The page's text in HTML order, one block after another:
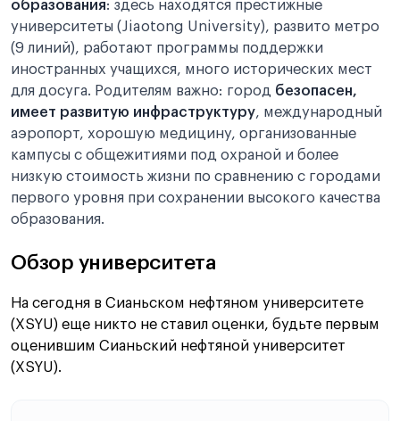
образования: здесь находятся престижные
университеты (Jiaotong University), развито метро
(9 линий), работают программы поддержки
иностранных учащихся, много исторических мест
для досуга. Родителям важно: город безопасен,
имеет развитую инфраструктуру, международный
аэропорт, хорошую медицину, организованные
кампусы с общежитиями под охраной и более
низкую стоимость жизни по сравнению с городами
первого уровня при сохранении высокого качества
образования.
Обзор университета
На сегодня в Сианьском нефтяном университете
(XSYU) еще никто не ставил оценки, будьте первым
оценившим Сианьский нефтяной университет
(XSYU).